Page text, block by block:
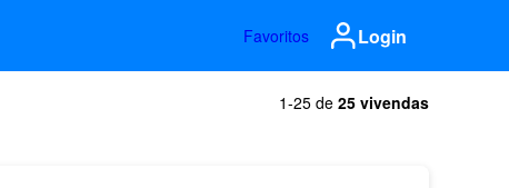
Favoritos Login
1-25 de 25 vivendas